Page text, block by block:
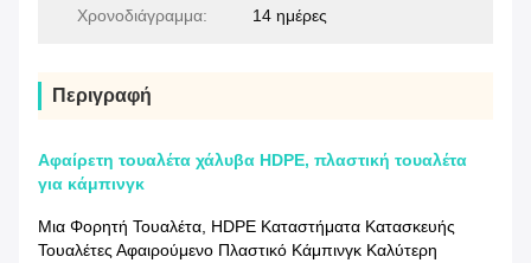
Χρονοδιάγραμμα: 14 ημέρες
Περιγραφή
Αφαίρετη τουαλέτα χάλυβα HDPE, πλαστική τουαλέτα
για κάμπινγκ
Μια Φορητή Τουαλέτα, HDPE Καταστήματα Κατασκευής
Τουαλέτες Αφαιρούμενο Πλαστικό Κάμπινγκ Καλύτερη